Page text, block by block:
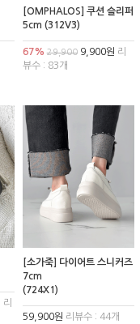
[OMPHALOS] 쿠션 슬리퍼
5cm (312V3)
67% 29,9009,900원 리
뷰수 : 83개
리
[소가죽] 다이어트 스니커즈
7cm
(724X1)
59,900원 리뷰수 : 44개